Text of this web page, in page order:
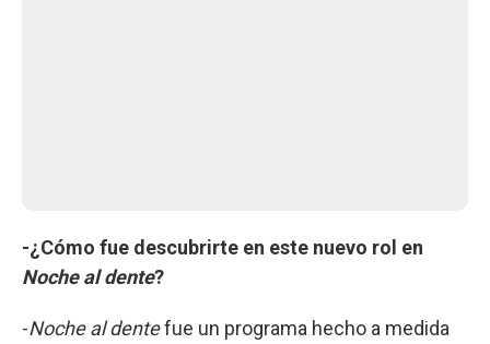
-¿Cómo fue descubrirte en este nuevo rol en
Noche al dente?
-Noche al dentefue un programa hecho a medida